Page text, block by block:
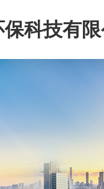
科技有